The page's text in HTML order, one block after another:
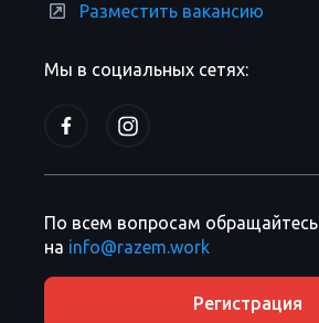
Мы в социальных сетях:
Разместить вакансию
По всем вопросам обращайтесь
на info@razem.work
Регистрация